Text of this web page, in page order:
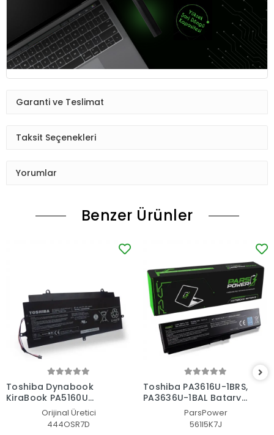
Garanti ve Teslimat
Taksit Seçenekleri
Yorumlar
Benzer Ürünler
Toshiba Dynabook
KiraBook PA5160U
Batarya - PilOrijinal Üretici
444OSR7D
Toshiba PA3616U-1BRS,
PA3636U-1BAL Batarya
- Pil (Pars Power)
ParsPower
561I5K7J